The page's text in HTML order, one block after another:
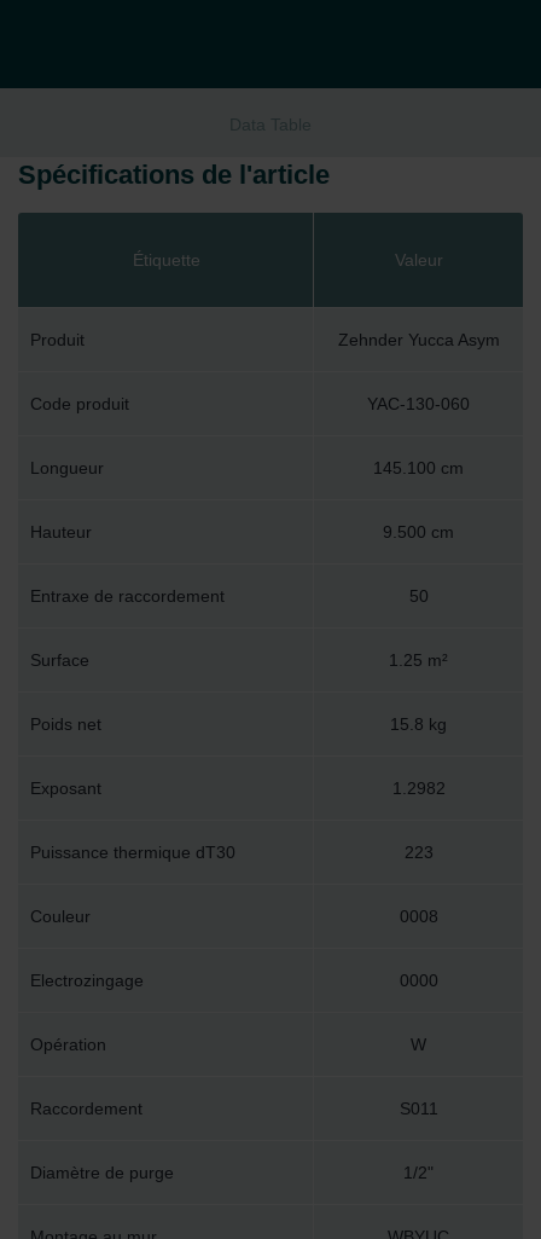
Data Table
Spécifications de l'article
Étiquette Valeur
Produit Zehnder Yucca Asym
Code produit YAC-130-060
Longueur 145.100 cm
Hauteur 9.500 cm
Entraxe de raccordement 50
Surface 1.25 m²
Poids net 15.8 kg
Exposant 1.2982
Puissance thermique dT30 223
Couleur 0008
Electrozingage 0000
Opération W
Raccordement S011
Diamètre de purge 1/2"